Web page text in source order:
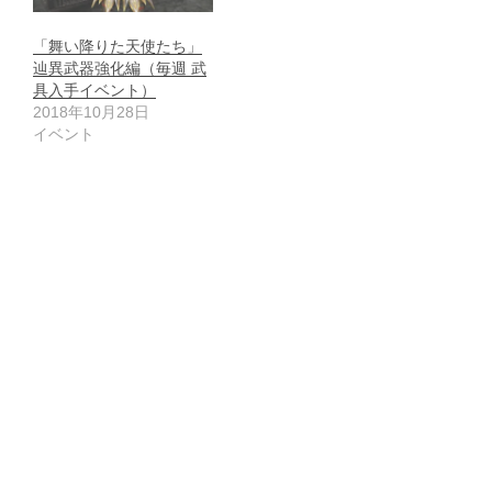
「舞い降りた天使たち」
辿異武器強化編（毎週 武
具入手イベント）
2018年10月28日
イベント